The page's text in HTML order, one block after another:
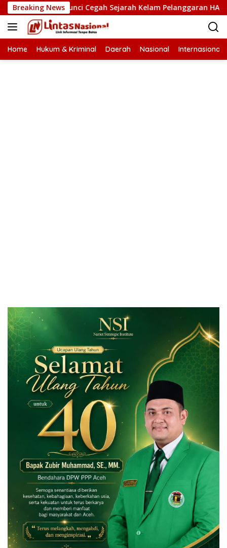
Langsung
ke
konten
Breaking News
HAM Kunci Cegah Sejarah Kelam Pelanggaran HAM Terulang
Home Hukum & Kriminal Daerah Nasional Internasional